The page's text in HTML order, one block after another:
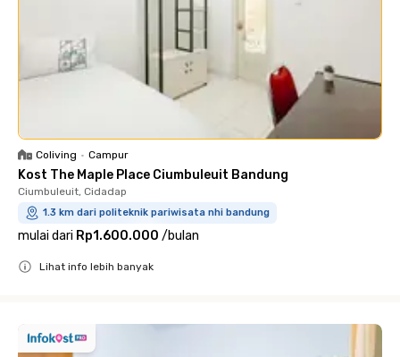
Coliving • Campur
Kost The Maple Place Ciumbuleuit Bandung
Ciumbuleuit, Cidadap
1.3 km dari politeknik pariwisata nhi bandung
mulai dari Rp1.600.000 /bulan
Lihat info lebih banyak